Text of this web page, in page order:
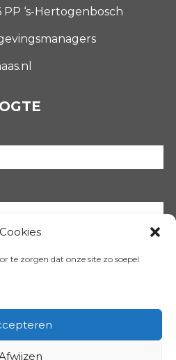
Cookies
te zorgen dat onze site zo soepel
‘s-Hertogenbosch